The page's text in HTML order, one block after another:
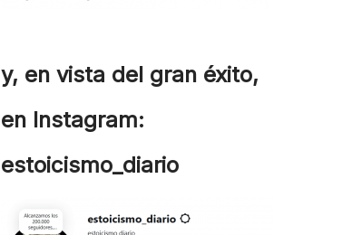
y, en vista del gran éxito,
en Instagram:
estoicismo_diario